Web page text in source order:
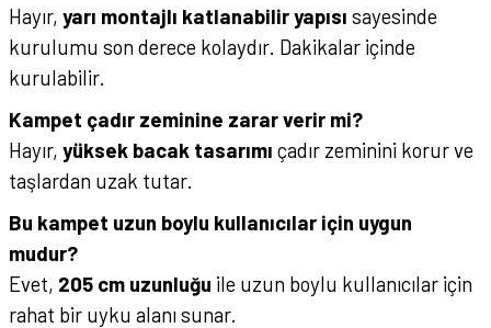
Hayır, yarı montajlı katlanabilir yapısı sayesinde
kurulumu son derece kolaydır. Dakikalar içinde
kurulabilir.
Kampet çadır zeminine zarar verir mi?
Hayır, yüksek bacak tasarımı çadır zeminini korur ve
taşlardan uzak tutar.
Bu kampet uzun boylu kullanıcılar için uygun
mudur?
Evet, 205 cm uzunluğu ile uzun boylu kullanıcılar için
rahat bir uyku alanı sunar.